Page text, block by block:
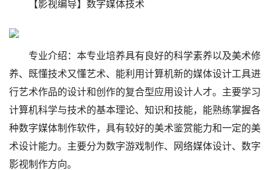
【影视编导】数字媒体技术
专业介绍：本专业培养具有良好的科学素养以及美术修
养、既懂技术又懂艺术、能利用计算机新的媒体设计工具进
行艺术作品的设计和创作的复合型应用设计人才。主要学习
计算机科学与技术的基本理论、知识和技能，能熟练掌握各
种数字媒体制作软件，具有较好的美术鉴赏能力和一定的美
术设计能力。主要分为数字游戏制作、网络媒体设计、数字
影视制作方向。